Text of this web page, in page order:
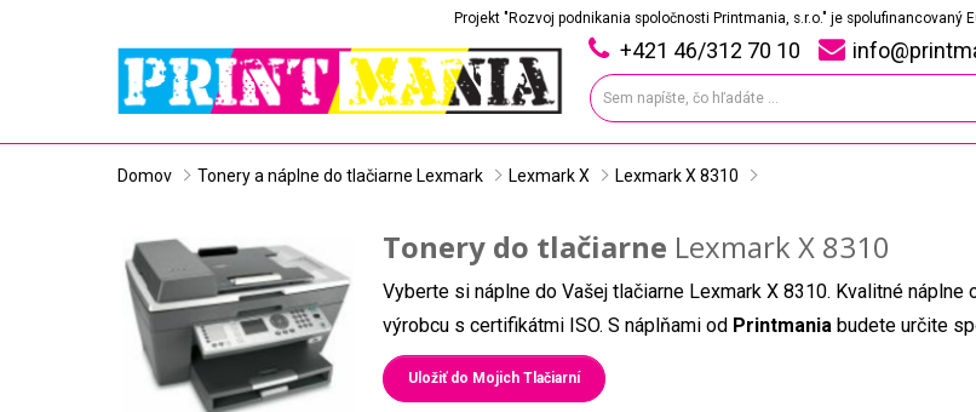
Projekt "Rozvoj podnikania spoločnosti Printmania, s.r.o." je spolufinancovaný
+421 46/312 70 10
Domov Tonery a náplne do tlačiarne Lexmark Lexmark X Lexmark X 8310
Tonery do tlačiarne Lexmark X 8310
Vyberte si náplne do Vašej tlačiarne Lexmark X 8310. Kvalitné náplne
výrobcu s certifikátmi ISO. S náplňami od Printmania budete určite
Uložiť do Mojich Tlačiarní